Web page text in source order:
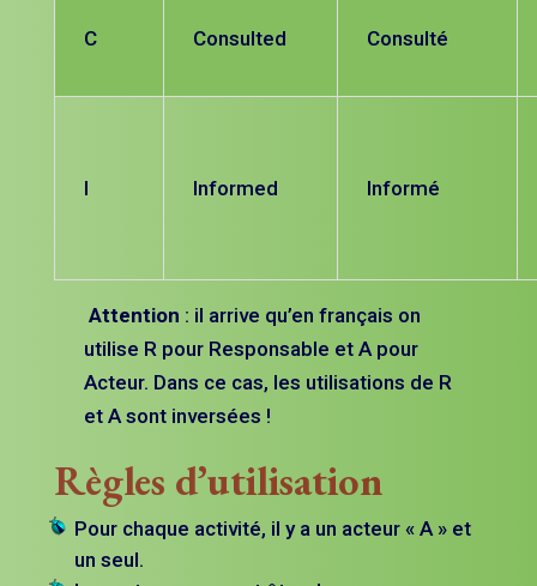
C Consulted Consulté
I Informed Informé
Attention : il arrive qu’en français on
utilise R pour Responsable et A pour
Acteur. Dans ce cas, les utilisations de R
et A sont inversées !
Règles d’utilisation
Pour chaque activité, il y a un acteur « A » et
un seul.